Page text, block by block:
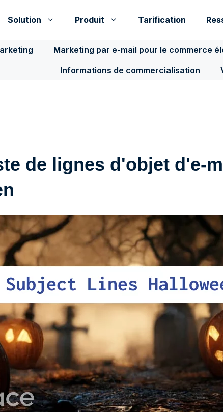
Solution Produit Tarification
Marketing par e-mail pour le commerce
Informations de commercialisation
de lignes d'objet d'e-